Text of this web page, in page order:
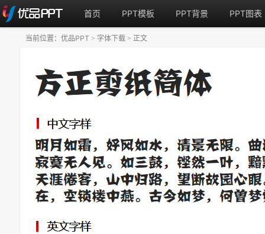
首页 PPT模板 PPT背景 PPT图表
当前位置： 优品PPT > 字体下载 > 正文